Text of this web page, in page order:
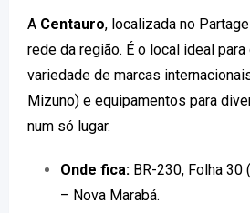
A Centauro, localizada no
rede da região. É o local ideal
variedade de marcas
Mizuno) e equipamentos para
num só lugar.
Onde fica: BR-230, Folha 30
– Nova Marabá.